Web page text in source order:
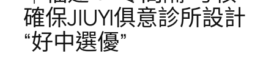
確保JIUYI俱意診所設計
“好中選優”